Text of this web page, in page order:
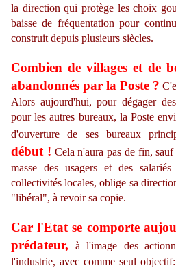
la direction qui protège les choix
baisse de fréquentation pour
construit depuis plusieurs siècles.
Combien de villages et de
abandonnés par la Poste ?
Alors aujourd'hui, pour dégager
pour les autres bureaux, la Poste
d'ouverture de ses bureaux
début ! Cela n'aura pas de fin,
masse des usagers et des
collectivités locales, oblige sa
"libéral", à revoir sa copie.
Car l'Etat se comporte
prédateur, à l'image des
l'industrie, avec comme seul